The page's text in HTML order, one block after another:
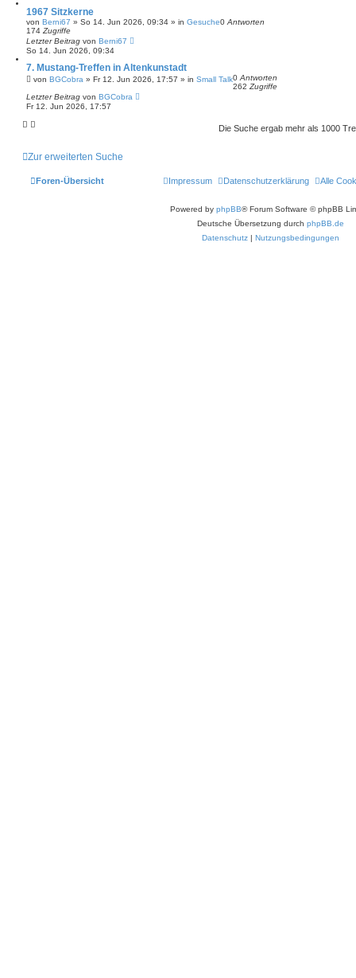
1967 Sitzkerne
von Berni67 » So 14. Jun 2026, 09:34 » in Gesuche0 Antworten
174 Zugriffe
Letzter Beitrag von Berni67
So 14. Jun 2026, 09:34
7. Mustang-Treffen in Altenkunstadt
von BGCobra » Fr 12. Jun 2026, 17:57 » in Small Talk0 Antworten
262 Zugriffe
Letzter Beitrag von BGCobra
Fr 12. Jun 2026, 17:57
Die Suche ergab mehr als 1000
Zur erweiterten Suche
Foren-Übersicht Alle
Datenschutzerklärung
Impressum
Powered by phpBB® Forum Software © phpBB
Deutsche Übersetzung durch phpBB.de
Datenschutz | Nutzungsbedingungen